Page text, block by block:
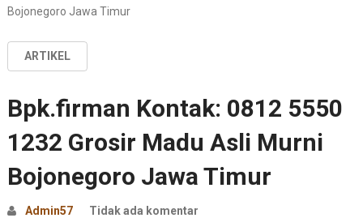
Bojonegoro Jawa Timur
ARTIKEL
Bpk.firman Kontak: 0812 5550
1232 Grosir Madu Asli Murni
Bojonegoro Jawa Timur
Admin57 Tidak ada komentar